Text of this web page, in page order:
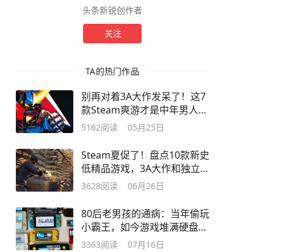
头条新锐创作者
关注
TA的热门作品
别再对着3A大作发呆了！这7
款Steam爽游才是中年男人的
精神解药！
5162阅读 05月25日
Steam夏促了！盘点10款新史
低精品游戏，3A大作和独立
好游都有！
3628阅读 06月26日
80后老男孩的通病：当年偷玩
小霸王，如今游戏堆满硬盘却
玩不动了
3363阅读 07月16日